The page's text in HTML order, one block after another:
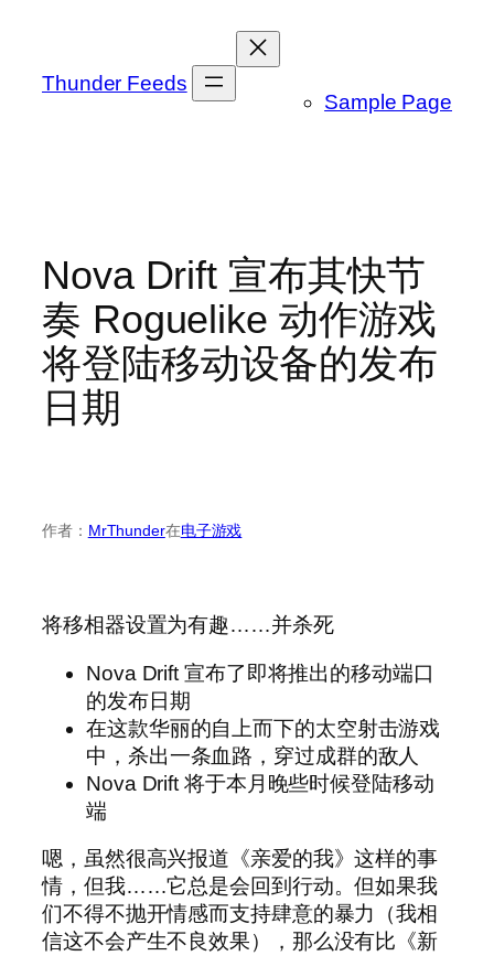
Thunder Feeds
Sample Page
Nova Drift 宣布其快节
奏 Roguelike 动作游戏
将登陆移动设备的发布
日期
作者： MrThunder在电子游戏
将移相器设置为有趣……并杀死
Nova Drift 宣布了即将推出的移动端口
的发布日期
在这款华丽的自上而下的太空射击游戏
中，杀出一条血路，穿过成群的敌人
Nova Drift 将于本月晚些时候登陆移动
端
嗯，虽然很高兴报道《亲爱的我》这样的事
情，但我……它总是会回到行动。但如果我
们不得不抛开情感而支持肆意的暴力（我相
信这不会产生不良效果），那么没有比《新